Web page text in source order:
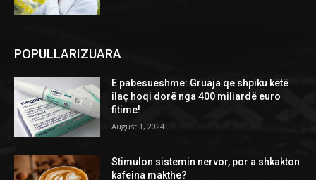
POPULLARIZUARA
E pabesueshme: Gruaja që shpiku këtë
ilaç hoqi dorë nga 400 miliardë euro
fitime!
August 1, 2024
Stimulon sistemin nervor, por a shkakton
kafeina makthe?